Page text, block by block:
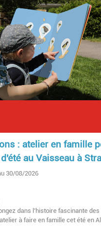
: atelier en famille
au Vaisseau à
30/08/2026
dans l’histoire fascinante des
à faire en famille cet été en